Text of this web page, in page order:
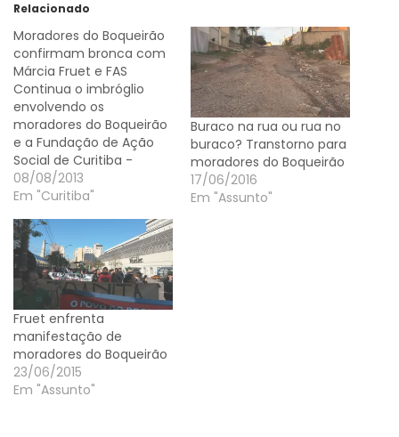
Relacionado
Moradores do Boqueirão
confirmam bronca com
Márcia Fruet e FAS
Continua o imbróglio
envolvendo os
moradores do Boqueirão
e a Fundação de Ação
Social de Curitiba -
presidida pela primeira
dama Márcia Fruet -
centro de apoio a
moradores de rua em
plena área residencial.
Apesar de Márcia negar
que os problemas
envolvendo o local,
moradores do…
08/08/2013
Em "Curitiba"
Buraco na rua ou rua no
buraco? Transtorno para
moradores do Boqueirão
17/06/2016
Em "Assunto"
Fruet enfrenta
manifestação de
moradores do Boqueirão
23/06/2015
Em "Assunto"